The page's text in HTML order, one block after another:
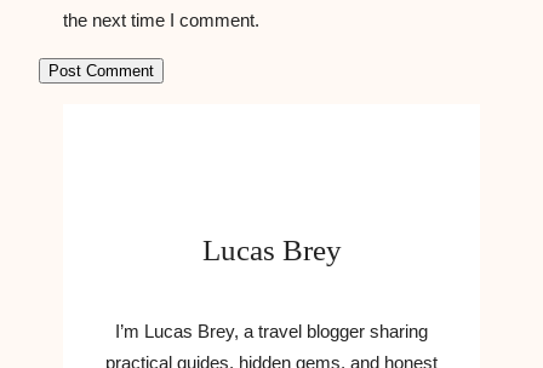
the next time I comment.
Lucas Brey
I’m Lucas Brey, a travel blogger sharing
practical guides, hidden gems, and honest